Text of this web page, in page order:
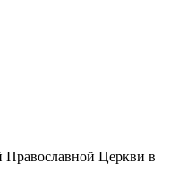
Православной Церкви в